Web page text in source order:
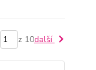
z 10další